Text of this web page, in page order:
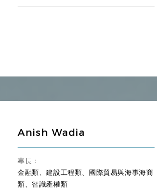
Anish Wadia
專長：
金融類、建設工程類、國際貿易與海事海商
類、智識產權類